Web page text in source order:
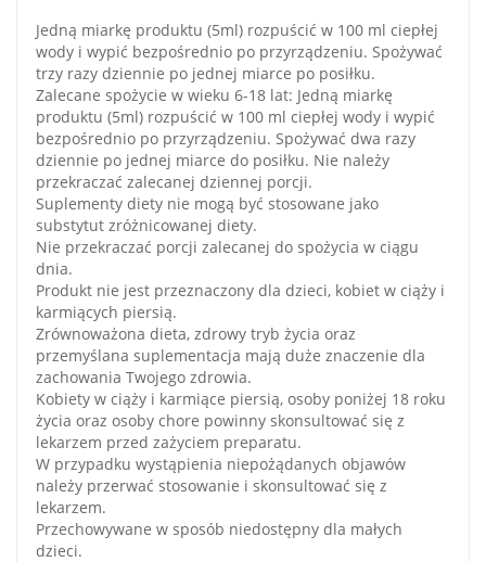
Jedną miarkę produktu (5ml) rozpuścić w 100 ml ciepłej
wody i wypić bezpośrednio po przyrządzeniu. Spożywać
trzy razy dziennie po jednej miarce po posiłku.
Zalecane spożycie w wieku 6-18 lat: Jedną miarkę
produktu (5ml) rozpuścić w 100 ml ciepłej wody i wypić
bezpośrednio po przyrządzeniu. Spożywać dwa razy
dziennie po jednej miarce do posiłku. Nie należy
przekraczać zalecanej dziennej porcji.
Suplementy diety nie mogą być stosowane jako
substytut zróżnicowanej diety.
Nie przekraczać porcji zalecanej do spożycia w ciągu
dnia.
Produkt nie jest przeznaczony dla dzieci, kobiet w ciąży i
karmiących piersią.
Zrównoważona dieta, zdrowy tryb życia oraz
przemyślana suplementacja mają duże znaczenie dla
zachowania Twojego zdrowia.
Kobiety w ciąży i karmiące piersią, osoby poniżej 18 roku
życia oraz osoby chore powinny skonsultować się z
lekarzem przed zażyciem preparatu.
W przypadku wystąpienia niepożądanych objawów
należy przerwać stosowanie i skonsultować się z
lekarzem.
Przechowywane w sposób niedostępny dla małych
dzieci.